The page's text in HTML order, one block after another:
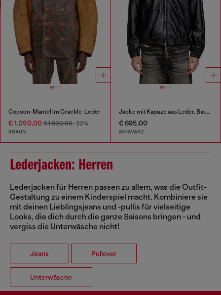
Cocoon-Mantel im Crackle-Leder
€ 1.050,00 € 1.500,00-30%
BRAUN
Jacke mit Kapuze aus Leder, Baumwolle und Denim
€ 695,00
SCHWARZ
Lederjacken: Herren
Lederjacken für Herren passen zu allem, was die Outfit-
Gestaltung zu einem Kinderspiel macht. Kombiniere sie
mit deinen Lieblingsjeans und -pullis für vielseitige
Looks, die dich durch die ganze Saisons bringen - und
vergiss die Unterwäsche nicht!
Jeans Pullover
Unterwäsche